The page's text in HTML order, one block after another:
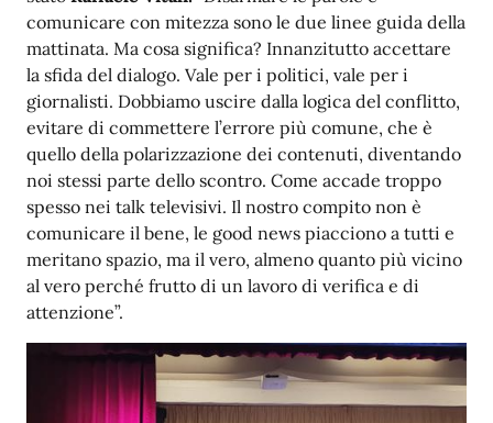
comunicare con mitezza sono le due linee guida della
mattinata. Ma cosa significa? Innanzitutto accettare
la sfida del dialogo. Vale per i politici, vale per i
giornalisti. Dobbiamo uscire dalla logica del conflitto,
evitare di commettere l’errore più comune, che è
quello della polarizzazione dei contenuti, diventando
noi stessi parte dello scontro. Come accade troppo
spesso nei talk televisivi. Il nostro compito non è
comunicare il bene, le good news piacciono a tutti e
meritano spazio, ma il vero, almeno quanto più vicino
al vero perché frutto di un lavoro di verifica e di
attenzione”.